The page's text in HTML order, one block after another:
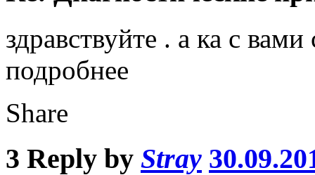
здравствуйте . а ка с
подробнее
Share
3 Reply by Stray